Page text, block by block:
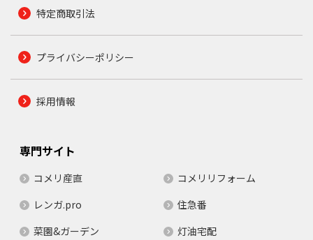
特定商取引法
プライバシーポリシー
採用情報
専門サイト
コメリ産直
コメリリフォーム
レンガ.pro
住急番
菜園&ガーデン
灯油宅配